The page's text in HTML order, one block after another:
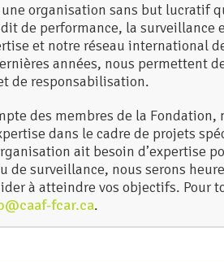
organisation sans but lucratif
de performance, la
et notre réseau international
années, nous permettent
de responsabilisation.
des membres de la Fondation,
dans le cadre de projets
ait besoin d’expertise
surveillance, nous serons
à atteindre vos objectifs. Pour
fcar.ca.